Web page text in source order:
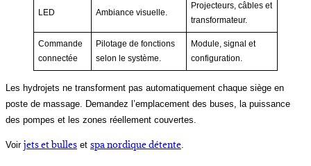
LED Ambiance visuelle.
Projecteurs, câbles et
transformateur.
Commande
connectée
Pilotage de fonctions
selon le système.
Module, signal et
configuration.
Les hydrojets ne transforment pas automatiquement chaque siège en
poste de massage. Demandez l’emplacement des buses, la puissance
des pompes et les zones réellement couvertes.
Voir jets et bulles et spa nordique détente.